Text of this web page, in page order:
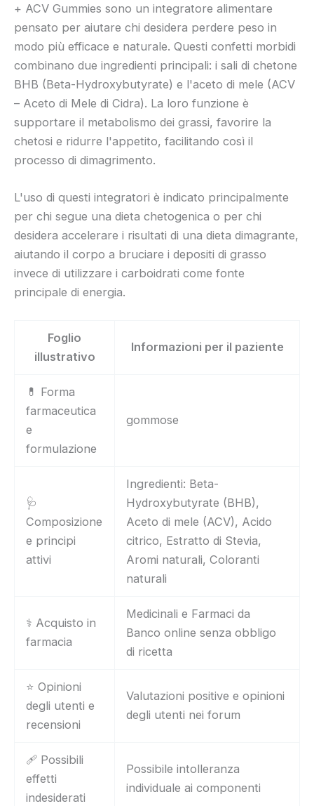
+ ACV Gummies sono un integratore alimentare
pensato per aiutare chi desidera perdere peso in
modo più efficace e naturale. Questi confetti morbidi
combinano due ingredienti principali: i sali di chetone
BHB (Beta-Hydroxybutyrate) e l'aceto di mele (ACV
– Aceto di Mele di Cidra). La loro funzione è
supportare il metabolismo dei grassi, favorire la
chetosi e ridurre l'appetito, facilitando così il
processo di dimagrimento.
L'uso di questi integratori è indicato principalmente
per chi segue una dieta chetogenica o per chi
desidera accelerare i risultati di una dieta dimagrante,
aiutando il corpo a bruciare i depositi di grasso
invece di utilizzare i carboidrati come fonte
principale di energia.
Foglio
illustrativo
Informazioni per il paziente
💊 Forma
farmaceutica
e
formulazione
gommose
🩺
Composizione
e principi
attivi
Ingredienti: Beta-
Hydroxybutyrate (BHB),
Aceto di mele (ACV), Acido
citrico, Estratto di Stevia,
Aromi naturali, Coloranti
naturali
⚕️ Acquisto in
farmacia
Medicinali e Farmaci da
Banco online senza obbligo
di ricetta
⭐ Opinioni
degli utenti e
recensioni
Valutazioni positive e opinioni
degli utenti nei forum
🩹 Possibili
effetti
indesiderati
Possibile intolleranza
individuale ai componenti